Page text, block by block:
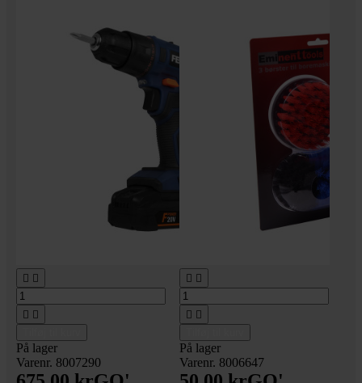
 
 
På lager
Varenr. 8007290
 
 
På lager
Varenr. 8006647